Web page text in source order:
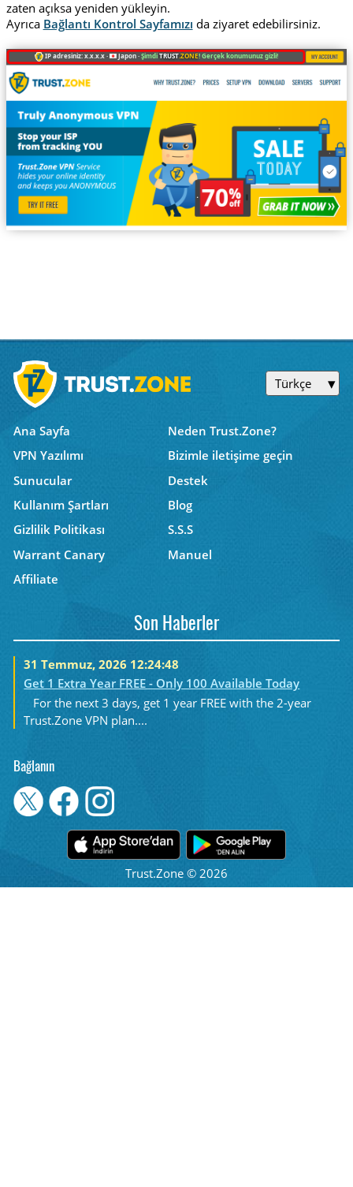
zaten açıksa yeniden yükleyin.
Ayrıca Bağlantı Kontrol Sayfamızı da ziyaret edebilirsiniz.
IP adresiniz: x.x.x.x · Japon ·ŞimdiTRUST.ZONE! Gerçek konumunuz gizli!
Türkçe
Ana Sayfa
Neden Trust.Zone?
VPN Yazılımı
Bizimle iletişime geçin
Sunucular
Destek
Kullanım Şartları
Blog
Gizlilik Politikası
S.S.S
Warrant Canary
Manuel
Affiliate
Son Haberler
31 Temmuz, 2026 12:24:48
Get 1 Extra Year FREE - Only 100 Available Today
For the next 3 days, get 1 year FREE with the 2-year
Trust.Zone VPN plan....
Bağlanın
Trust.Zone © 2026